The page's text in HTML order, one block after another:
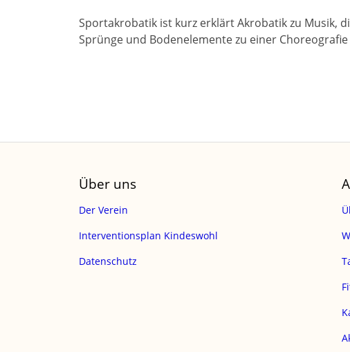
Sportakrobatik ist kurz erklärt Akrobatik zu Musik,
Sprünge und Bodenelemente zu einer
Über uns
Der Verein
Interventionsplan Kindeswohl
Datenschutz